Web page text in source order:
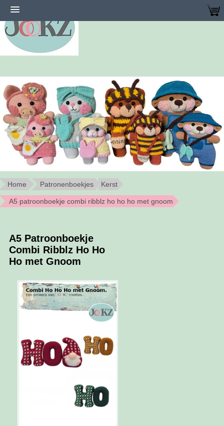
Home Patronenboekjes Kerst
A5 patroonboekje combi ribblz ho ho ho met gnoom
A5 Patroonboekje
Combi Ribblz Ho Ho
Ho met Gnoom